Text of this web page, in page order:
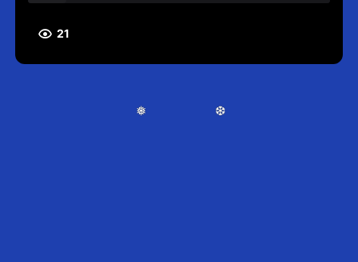
❅ ❆
21